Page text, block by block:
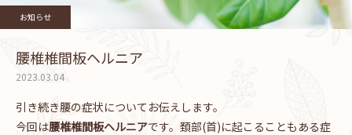
お知らせ
腰椎椎間板ヘルニア
2023.03.04
引き続き腰の症状についてお伝えします。
今回は腰椎椎間板ヘルニアです。頚部(首)に起こることもある症